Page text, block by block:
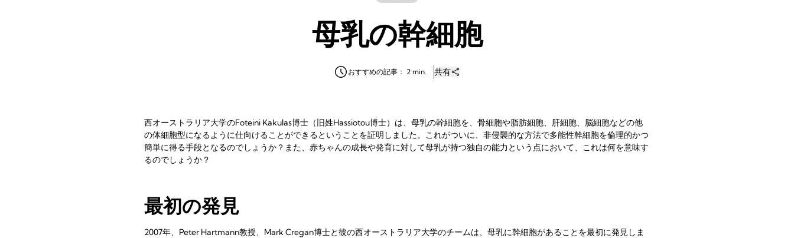
母乳の幹細胞
おすすめの記事： 2 min. 共有
西オーストラリア大学のFoteini Kakulas博士（旧姓Hassiotou博士）は、母乳の幹細胞を、骨細胞や脂肪細胞、肝細胞、脳細胞などの他
の体細胞型になるように仕向けることができるということを証明しました。これがついに、非侵襲的な方法で多能性幹細胞を倫理的かつ
簡単に得る手段となるのでしょうか？また、赤ちゃんの成長や発育に対して母乳が持つ独自の能力という点において、これは何を意味す
るのでしょうか？
最初の発見
2007年、Peter Hartmann教授、Mark Cregan博士と彼の西オーストラリア大学のチームは、母乳に幹細胞があることを最初に発見しま